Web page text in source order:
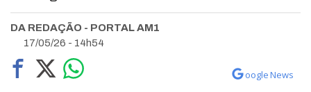
DA REDAÇÃO - PORTAL AM1
17/05/26 - 14h54
oogle News